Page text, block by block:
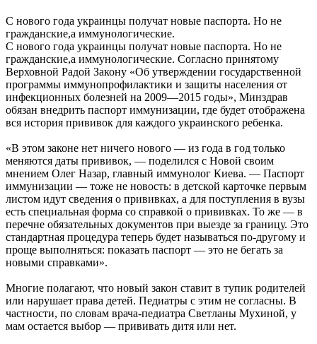
С нового года украинцы получат новые паспорта. Но не
гражданские,а иммунологические.
С нового года украинцы получат новые паспорта. Но не
гражданские,а иммунологические. Согласно принятому
Верховной Радой Закону «Об утверждении государственной
программы иммунопрофилактики и защиты населения от
инфекционных болезней на 2009—2015 годы», Минздрав
обязан внедрить паспорт иммунизации, где будет отображена
вся история прививок для каждого украинского ребенка.
«В этом законе нет ничего нового — из года в год только
меняются даты прививок, — поделился c Новой своим
мнением Олег Назар, главный иммунолог Киева. — Паспорт
иммунизации — тоже не новость: в детской карточке первым
листом идут сведения о прививках, а для поступления в вузы
есть специальная форма со справкой о прививках. То же — в
перечне обязательных документов при выезде за границу. Это
стандартная процедура теперь будет называться по-другому и
проще выполняться: показать паспорт — это не бегать за
новыми справками».
Многие полагают, что новый закон ставит в тупик родителей
или нарушает права детей. Педиатры с этим не согласны. В
частности, по словам врача-педиатра Светланы Мухиной, у
мам остается выбор — прививать дитя или нет.